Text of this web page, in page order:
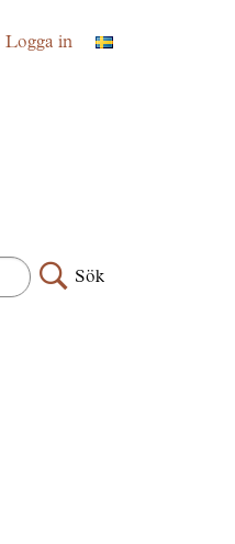
Logga in
Sök